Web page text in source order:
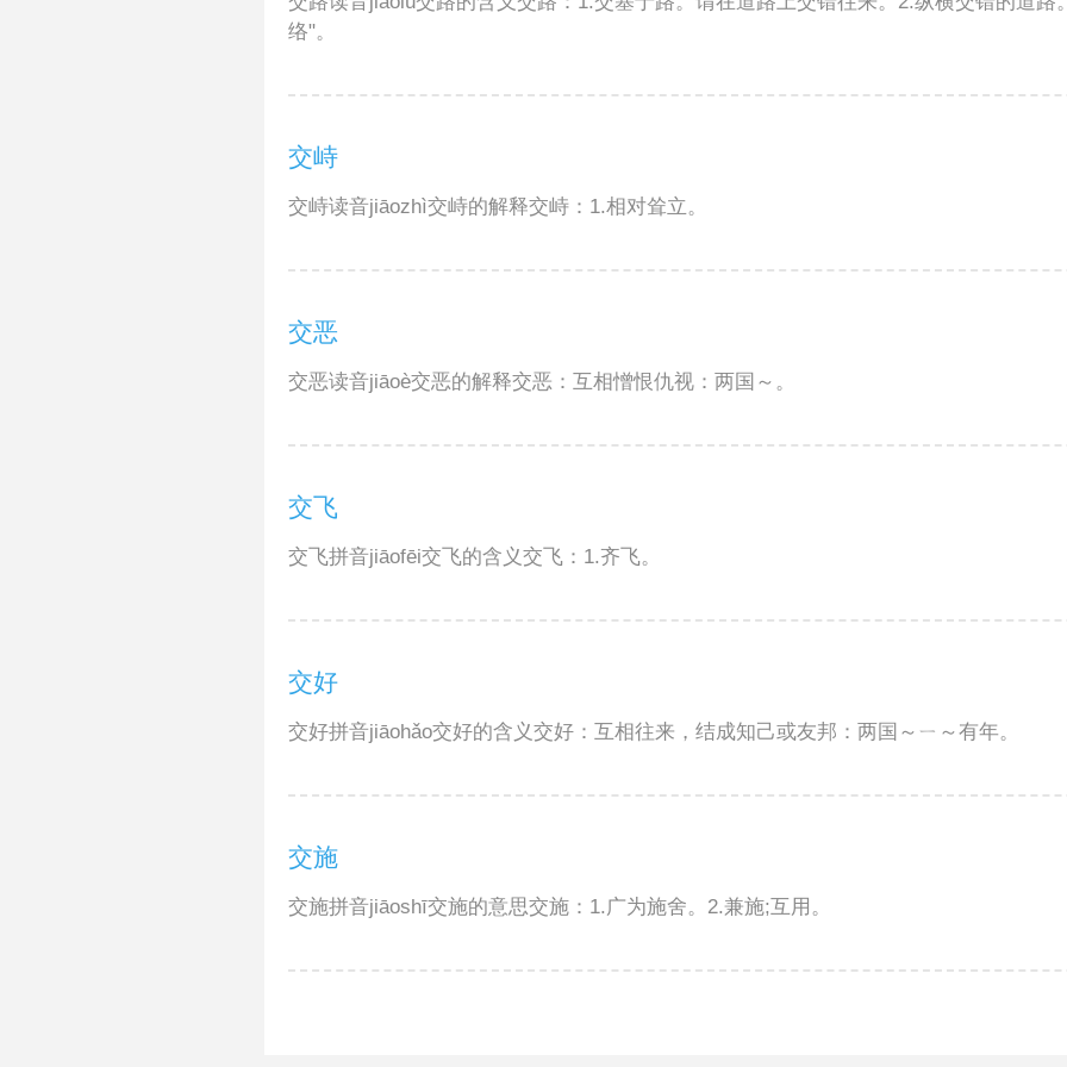
络"。
交峙
交峙读音jiāozhì交峙的解释交峙：1.相对耸立。
交恶
交恶读音jiāoè交恶的解释交恶：互相憎恨仇视：两国～。
交飞
交飞拼音jiāofēi交飞的含义交飞：1.齐飞。
交好
交好拼音jiāohǎo交好的含义交好：互相往来，结成知己或友邦：两国～ㄧ～有年。
交施
交施拼音jiāoshī交施的意思交施：1.广为施舍。2.兼施;互用。